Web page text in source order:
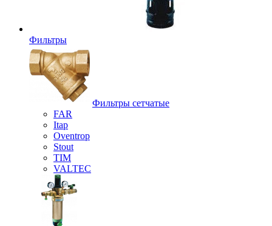
Фильтры
Фильтры сетчатые
FAR
Itap
Oventrop
Stout
TIM
VALTEC